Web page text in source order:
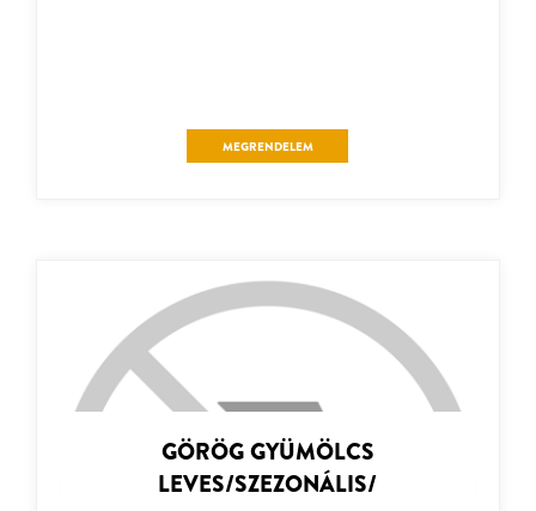
MEGRENDELEM
GÖRÖG GYÜMÖLCS
LEVES/SZEZONÁLIS/